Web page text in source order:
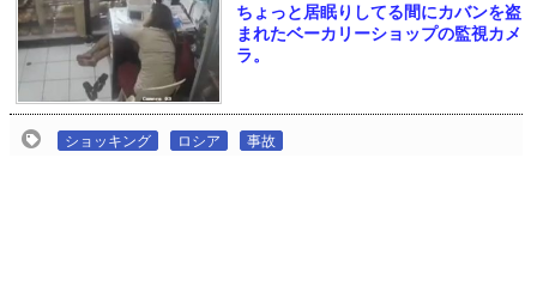
ちょっと居眠りしてる間にカバンを盗
まれたベーカリーショップの監視カメ
ラ。
ショッキング ロシア 事故